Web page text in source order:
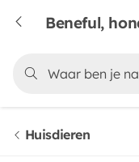
Huisdieren